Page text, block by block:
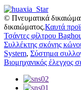
© Πνευματικά
δικαιώματος.Καυτά
Τσάντες φίλτρου
Συλλέκτης σκόνης
System, Σύστημα
Βιομηχανικός έλεγχος